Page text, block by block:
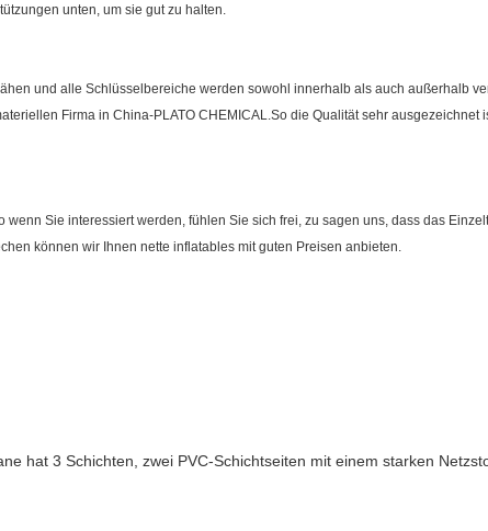
unten, um sie gut zu halten.
und alle Schlüsselbereiche werden sowohl innerhalb als auch außerhalb
Firma in China-PLATO CHEMICAL.So die Qualität sehr
Sie interessiert werden, fühlen Sie sich frei, zu sagen uns, dass das
können wir Ihnen nette inflatables mit guten Preisen anbieten.
hat 3 Schichten, zwei PVC-Schichtseiten mit einem starken